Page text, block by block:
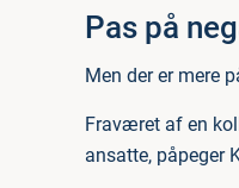
Pas på
Men der er mere
Fraværet af en
ansatte, påpeger